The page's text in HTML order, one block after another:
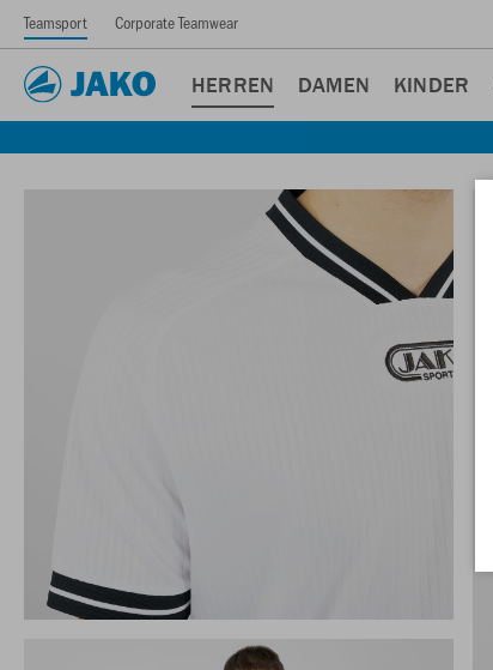
Teamsport Corporate Teamwear
HERREN DAMEN KINDER